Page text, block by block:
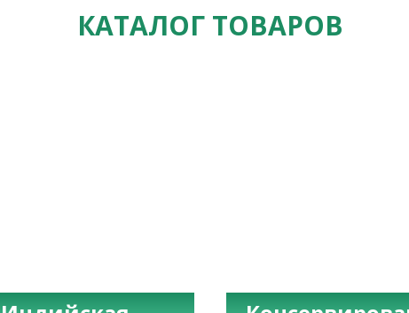
КАТАЛОГ ТОВАРОВ